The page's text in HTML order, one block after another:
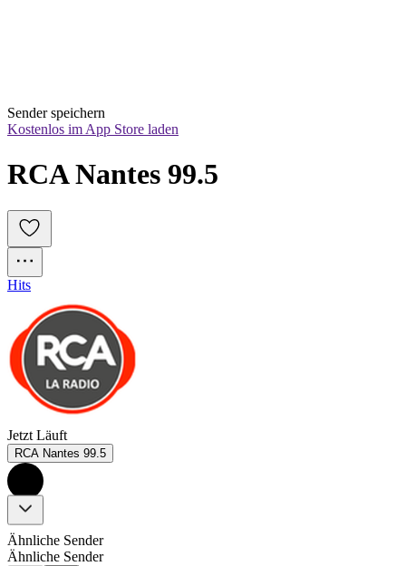
Sender speichern
Kostenlos im App Store laden
RCA Nantes 99.5
Hits
Jetzt Läuft
RCA Nantes 99.5
Ähnliche Sender
Ähnliche Sender